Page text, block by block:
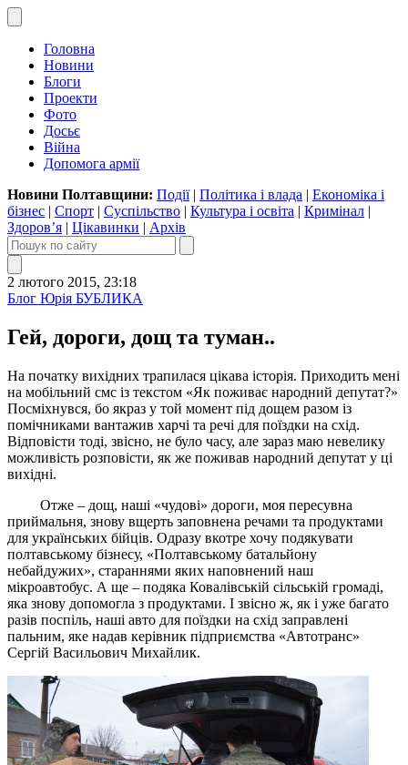
Головна
Новини
Блоги
Проекти
Фото
Досьє
Війна
Допомога армії
Новини Полтавщини: Події| Політика і влада | Економіка і
бізнес | Спорт | Суспільство | Культура і освіта | Кримінал |
Здоров’я | Цікавинки | Архів
2 лютого 2015, 23:18
Блог Юрія БУБЛИКА
Гей, дороги, дощ та туман..
На початку вихідних трапилася цікава історія. Приходить мені
на мобільний смс із текстом «Як поживає народний депутат?»
Посміхнувся, бо якраз у той момент під дощем разом із
помічниками вантажив харчі та речі для поїздки на схід.
Відповісти тоді, звісно, не було часу, але зараз маю невелику
можливість розповісти, як же поживав народний депутат у ці
вихідні.
Отже – дощ, наші «чудові» дороги, моя пересувна
приймальня, знову вщерть заповнена речами та продуктами
для українських бійців. Одразу вкотре хочу подякувати
полтавському бізнесу, «Полтавському батальйону
небайдужих», стараннями яких наповнений наш
мікроавтобус. А ще – подяка Ковалівській сільській громаді,
яка знову допомогла з продуктами. І звісно ж, як і уже багато
разів поспіль, наші авто для поїздки на схід заправлені
пальним, яке надав керівник підприємства «Автотранс»
Сергій Васильович Михайлик.